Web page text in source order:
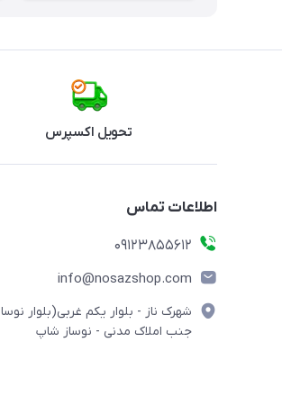
تحویل اکسپرس
اطلاعات تماس
09123855612
info@nosazshop.com
شهرک ناز - بلوار یکم غربی(بلوار
جنب املاک مدنی - نوساز شاپ